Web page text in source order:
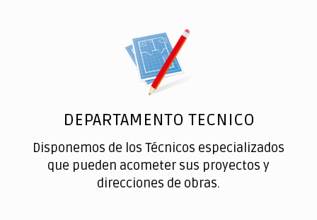
DEPARTAMENTO TECNICO
Disponemos de los Técnicos especializados
que pueden acometer sus proyectos y
direcciones de obras.